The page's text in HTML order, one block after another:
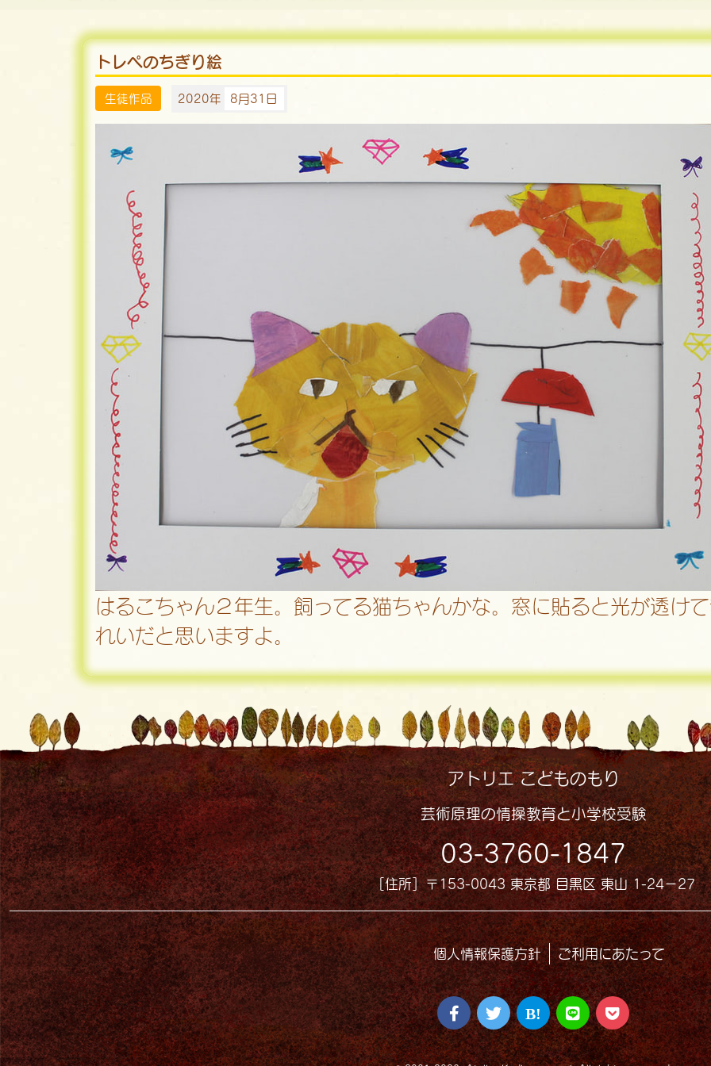
トレペのちぎり絵
生徒作品 2020年 8月31日
はるこちゃん２年生。飼ってる猫ちゃんかな。窓に貼ると光が透け
れいだと思いますよ。
アトリエ こどものもり
芸術原理の情操教育と小学校受験
03-3760-1847
［住所］〒153-0043 東京都 目黒区 東山 1-24−27
個人情報保護方針 ご利用にあたって